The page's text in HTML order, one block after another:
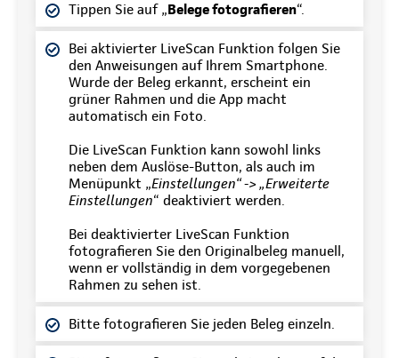
Tippen Sie auf „Belege fotografieren“.
Bei aktivierter LiveScan Funktion folgen Sie
den Anweisungen auf Ihrem Smartphone.
Wurde der Beleg erkannt, erscheint ein
grüner Rahmen und die App macht
automatisch ein Foto.
Die LiveScan Funktion kann sowohl links
neben dem Auslöse-Button, als auch im
Menüpunkt „Einstellungen“ -> „Erweiterte
Einstellungen“ deaktiviert werden.
Bei deaktivierter LiveScan Funktion
fotografieren Sie den Originalbeleg manuell,
wenn er vollständig in dem vorgegebenen
Rahmen zu sehen ist.
Bitte fotografieren Sie jeden Beleg einzeln.